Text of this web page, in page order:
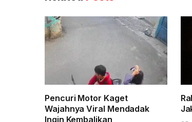
Pencuri Motor Kaget
Wajahnya Viral Mendadak
Ingin Kembalikan